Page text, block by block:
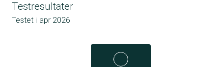
Testresultater
Testet i apr 2026